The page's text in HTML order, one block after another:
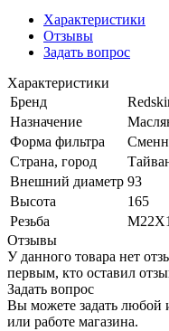
Характеристики
Отзывы
Задать вопрос
Характеристики
Бренд
Назначение
Форма фильтра
Страна, город
Внешний диаметр 93
Высота
165
Резьба
Отзывы
У данного товара нет
первым, кто оставил
Задать вопрос
Вы можете задать любой
или работе магазина.